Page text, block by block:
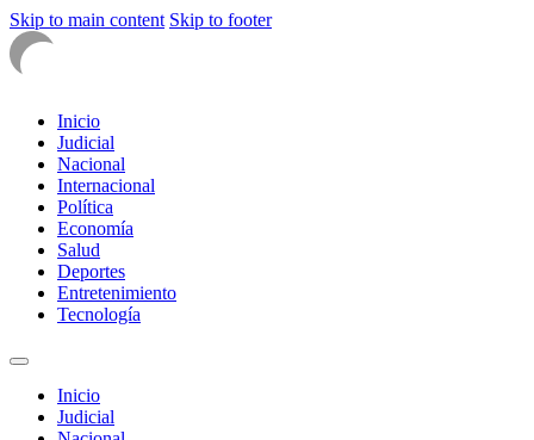
Skip to main content Skip to footer
Inicio
Judicial
Nacional
Internacional
Política
Economía
Salud
Deportes
Entretenimiento
Tecnología
Inicio
Judicial